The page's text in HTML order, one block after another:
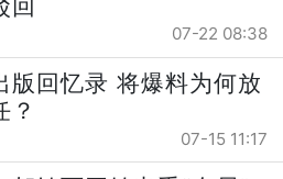
回
07-22 08:38
版回忆录 将爆料为何放
？
07-15 11:17